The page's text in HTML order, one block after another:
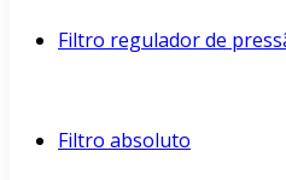
Filtro regulador de
Filtro absoluto